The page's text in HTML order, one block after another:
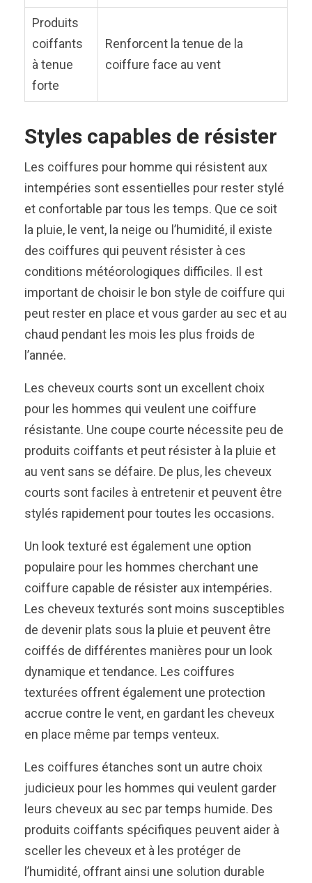
Produits
coiffants
à tenue
forte
Renforcent la tenue de la
coiffure face au vent
Styles capables de résister
Les coiffures pour homme qui résistent aux
intempéries sont essentielles pour rester stylé
et confortable par tous les temps. Que ce soit
la pluie, le vent, la neige ou l’humidité, il existe
des coiffures qui peuvent résister à ces
conditions météorologiques difficiles. Il est
important de choisir le bon style de coiffure qui
peut rester en place et vous garder au sec et au
chaud pendant les mois les plus froids de
l’année.
Les cheveux courts sont un excellent choix
pour les hommes qui veulent une coiffure
résistante. Une coupe courte nécessite peu de
produits coiffants et peut résister à la pluie et
au vent sans se défaire. De plus, les cheveux
courts sont faciles à entretenir et peuvent être
stylés rapidement pour toutes les occasions.
Un look texturé est également une option
populaire pour les hommes cherchant une
coiffure capable de résister aux intempéries.
Les cheveux texturés sont moins susceptibles
de devenir plats sous la pluie et peuvent être
coiffés de différentes manières pour un look
dynamique et tendance. Les coiffures
texturées offrent également une protection
accrue contre le vent, en gardant les cheveux
en place même par temps venteux.
Les coiffures étanches sont un autre choix
judicieux pour les hommes qui veulent garder
leurs cheveux au sec par temps humide. Des
produits coiffants spécifiques peuvent aider à
sceller les cheveux et à les protéger de
l’humidité, offrant ainsi une solution durable